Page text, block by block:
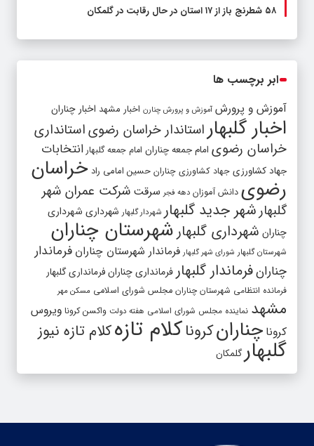
۵۸ شطرنج‌ باز از ۱۷ استان در حال رقابت در گلمکان
ابر برچسب ها
آموزش و پرورش آموزش و پرورش چنارن اخبار مشهد اخبار چناران
اخبار گلبهار استاندار خراسان رضویاستانداری
خراسان رضوی امام جمعه چناران امام جمعه گلبهار انتخابات
جهاد کشاورزی جهاد کشاورزی چناران حسین امامی راد خراسان
رضوی دانش آموزان دهه فجر سرقت شرکت عمران شهر
گلبهارشهر جدید گلبهار شهردار گلبهار شهرداری شهرداری
چناران شهرداری گلبهار شهرستان چناران
شهرستان گلبهار شورای شهر گلبهار فرماندار شهرستان چناران فرماندار
چنارانفرماندار گلبهار فرمانداری چنارانفرمانداری گلبهار
فرمانده انتظامی شهرستان چناران مجلس شورای اسلامی مسکن مهر
مشهد نماینده مجلس شورای اسلامی هفته دولت واکسن کرونا ویروس
کرونا چنارانکروناکلام تازهکلام تازه نیوز
گلبهارگلمکان